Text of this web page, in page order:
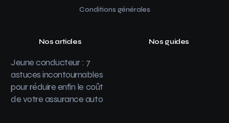
Conditions générales
Nos articles
Jeune conducteur : 7
astuces incontournables
pour réduire enfin le coût
de votre assurance auto
Nos guides